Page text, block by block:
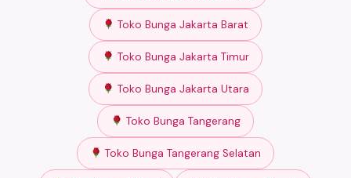
Toko Bunga Jakarta Barat
Toko Bunga Jakarta Timur
Toko Bunga Jakarta Utara
Toko Bunga Tangerang
Toko Bunga Tangerang Selatan